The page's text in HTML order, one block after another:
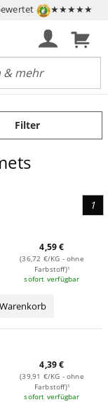
★★★★★
Filter
1
4,59 €
(36,72 €/KG - ohne
Farbstoff)¹
sofort verfügbar
4,39 €
(39,91 €/KG - ohne
Farbstoff)¹
sofort verfügbar